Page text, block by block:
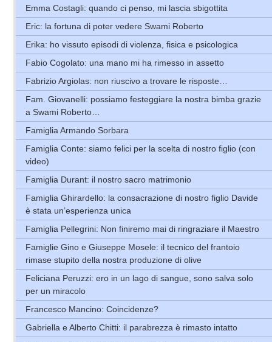
Emma Costagli: quando ci penso, mi lascia sbigottita
Eric: la fortuna di poter vedere Swami Roberto
Erika: ho vissuto episodi di violenza, fisica e psicologica
Fabio Cogolato: una mano mi ha rimesso in assetto
Fabrizio Argiolas: non riuscivo a trovare le risposte…
Fam. Giovanelli: possiamo festeggiare la nostra bimba grazie
a Swami Roberto…
Famiglia Armando Sorbara
Famiglia Conte: siamo felici per la scelta di nostro figlio (con
video)
Famiglia Durant: il nostro sacro matrimonio
Famiglia Ghirardello: la consacrazione di nostro figlio Davide
è stata un’esperienza unica
Famiglia Pellegrini: Non finiremo mai di ringraziare il Maestro
Famiglie Gino e Giuseppe Mosele: il tecnico del frantoio
rimase stupito della nostra produzione di olive
Feliciana Peruzzi: ero in un lago di sangue, sono salva solo
per un miracolo
Francesco Mancino: Coincidenze?
Gabriella e Alberto Chitti: il parabrezza è rimasto intatto